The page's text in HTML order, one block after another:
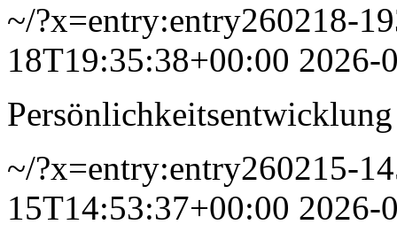
~/?x=entry:entry260218-
18T19:35:38+00:00 2026-
~/?x=entry:entry260215-
15T14:53:37+00:00 2026-